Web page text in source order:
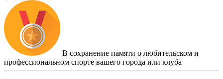
В сохранение памяти о любительском и
профессиональном спорте вашего города или клуба